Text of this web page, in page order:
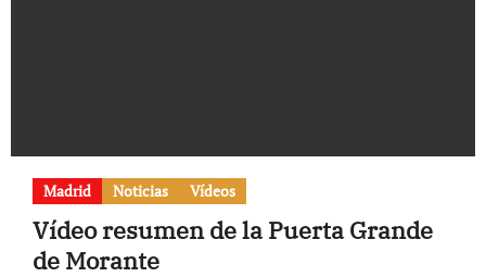
Madrid Noticias Vídeos
Vídeo resumen de la Puerta Grande
de Morante